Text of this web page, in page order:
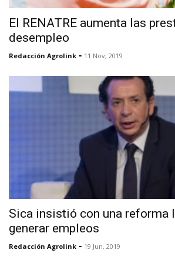
El RENATRE aumenta las
desempleo
Redacción Agrolink - 11 Nov, 2019
Sica insistió con una reforma
generar empleos
Redacción Agrolink - 19 Jun, 2019